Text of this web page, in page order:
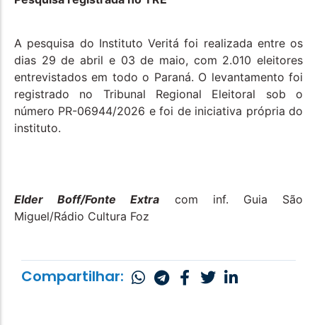
A pesquisa do Instituto Veritá foi realizada entre os
dias 29 de abril e 03 de maio, com 2.010 eleitores
entrevistados em todo o Paraná. O levantamento foi
registrado no Tribunal Regional Eleitoral sob o
número PR-06944/2026 e foi de iniciativa própria do
instituto.
Elder Boff/Fonte Extra com inf. Guia São
Miguel/Rádio Cultura Foz
Compartilhar: